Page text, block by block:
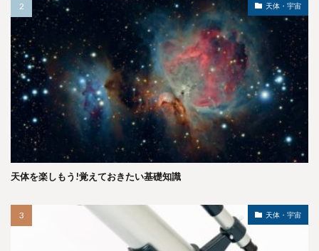
天体・宇宙
天体を楽しもう!覚えておきたい基礎知識
天体・宇宙